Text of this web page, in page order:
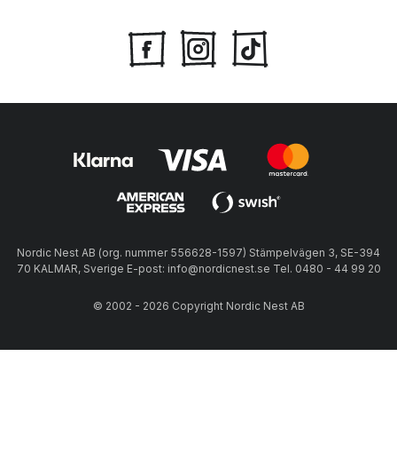
Nordic Nest AB (org. nummer 556628-1597) Stämpelvägen 3, SE-394
70 KALMAR, Sverige E-post: info@nordicnest.se Tel. 0480 - 44 99 20
© 2002 - 2026 Copyright Nordic Nest AB